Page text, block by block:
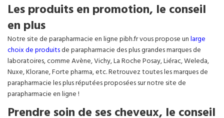
Les produits en promotion, le conseil
en plus
Notre site de parapharmacie en ligne pibh.fr vous propose unlarge
choix de produitsde parapharmacie des plus grandes marques de
laboratoires, comme Avène, Vichy, La Roche Posay, Liérac, Weleda,
Nuxe, Klorane, Forte pharma, etc. Retrouvez toutes les marques de
parapharmacie les plus réputées proposées sur notre site de
parapharmacie en ligne !
Prendre soin de ses cheveux, le conseil